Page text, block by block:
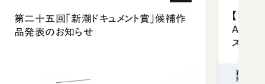
第二十五回「新潮ドキュメント賞」候補作
品発表のお知らせ
【「新
ズプレ